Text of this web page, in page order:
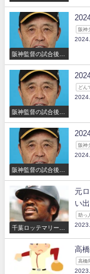
コメント
阪神監督の試合後の
コメント
阪神
阪神監督の試合後の
コメント
どん
阪神監督の試合後の
コメント
阪神
千葉ロッテマリーン
ズ
元
い
助っ
高
高橋